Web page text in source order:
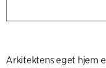
Arkitektens eget hjem